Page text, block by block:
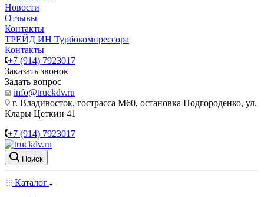
Новости
Отзывы
Контакты
ТРЕЙД ИН Турбокомпрессора
Контакты
+7 (914) 7923017
Заказать звонок
Задать вопрос
info@truckdv.ru
г. Владивосток, гострасса М60, остановка Подгороденко, ул.
Клары Цеткин 41
+7 (914) 7923017
Поиск
Каталог